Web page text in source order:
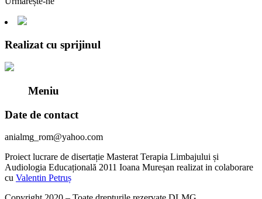
Realizat cu sprijinul
Meniu
Date de contact
anialmg_rom@yahoo.com
Proiect lucrare de disertație Masterat Terapia Limbajului și
Audiologia Educațională 2011 Ioana Mureșan realizat in colaborare
cu Valentin Petruș